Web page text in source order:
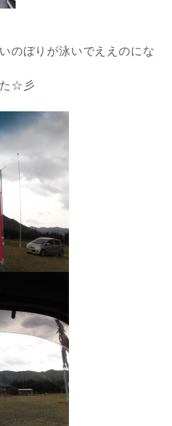
のぼりが泳いでええのにな
た☆彡